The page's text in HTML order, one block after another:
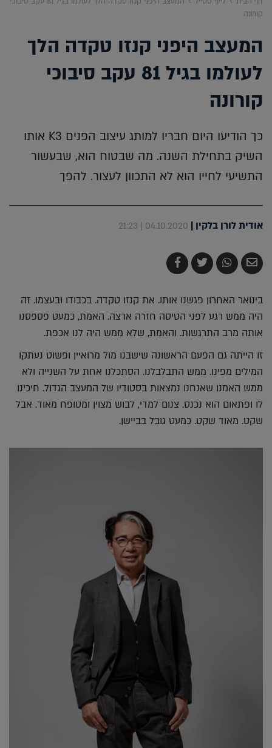
קורונה
המעצב היפני קנזו טקדה הלך
לעולמו בגיל 81 עקב סיבוכי
קורונה
כך הודיעו היום חבריו למותג עיצוב הפנים K3 אותו
השיק בתחילת השנה. מה שבטוח הוא, שבעשור
התשיעי לחייו הוא לא התכוון לעצור. להפך
אודית לורן בלקין |
04.10.2020 | 21:23
שלח
בדואר
שתף
ב-
צייץ
ב-
שתף
ב-
בינואר האחרון פגשנו אותו. את קנזו טקדה. בכבודו ובעצמו. זה
היה ממש רגע לפני הטיסה חזרה ארצה. האמת, כמעט פספסנו
אותה מרב התרגשות. והאמת, שלא ממש היה לנו אכפת.
זו הייתה גם הפעם הראשונה שישבנו מול מרואיין ופשוט נעתקו
המילים מפינו. ממש התבלבלנו. הסתכלנו אחת על השנייה ולא
ממש האמנו שאנחנו נמצאות בסטודיו של המעצב הגדול. חיכינו
לו ופתאום הוא נכנס. צנום למדי, לבוש מצוין ומטופח מאוד. אבל
שקט. מאוד שקט. כמעט גובל בביישן.